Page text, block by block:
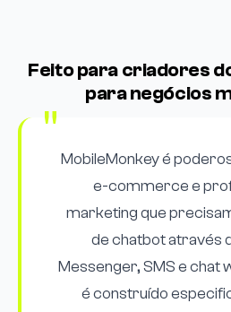
Feito para criadores
para negócios
MobileMonkey é
e-commerce e
marketing que
de chatbot através
Messenger, SMS e chat
é construído